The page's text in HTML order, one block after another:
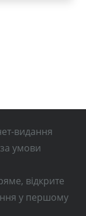
видання
умови
відкрите
у першому